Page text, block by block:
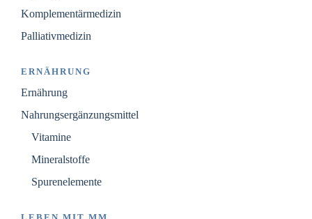
Komplementärmedizin
Palliativmedizin
ERNÄHRUNG
Ernährung
Nahrungsergänzungsmittel
Vitamine
Mineralstoffe
Spurenelemente